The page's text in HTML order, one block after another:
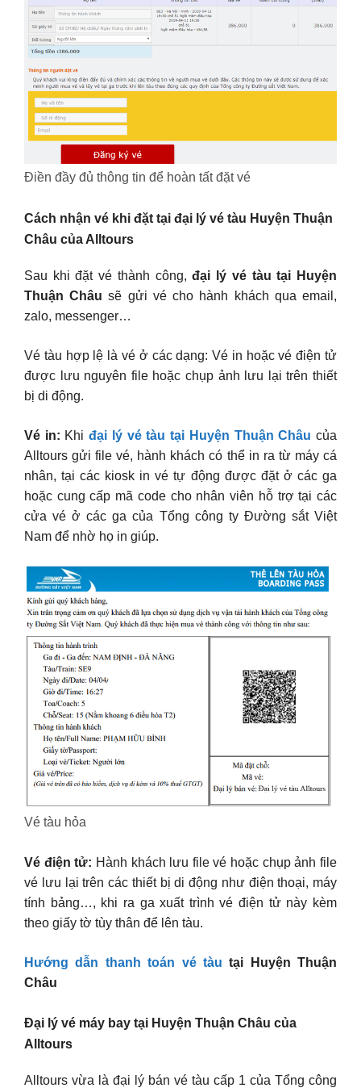
Điền đầy đủ thông tin để hoàn tất đặt vé
Cách nhận vé khi đặt tại đại lý vé tàu Huyện Thuận
Châu của Alltours
Sau khi đặt vé thành công,đại lý vé tàu tại Huyện
Thuận Châu sẽ gửi vé cho hành khách qua email,
zalo, messenger…
Vé tàu hợp lệ là vé ở các dạng: Vé in hoặc vé điện tử
được lưu nguyên file hoặc chụp ảnh lưu lại trên thiết
bị di động.
Vé in: Khiđại lý vé tàu tại Huyện Thuận Châu của
Alltours gửi file vé, hành khách có thể in ra từ máy cá
nhân, tại các kiosk in vé tự động được đặt ở các ga
hoặc cung cấp mã code cho nhân viên hỗ trợ tại các
cửa vé ở các ga của Tổng công ty Đường sắt Việt
Nam để nhờ họ in giúp.
Vé tàu hỏa
Vé điện tử: Hành khách lưu file vé hoặc chụp ảnh file
vé lưu lại trên các thiết bị di động như điện thoại, máy
tính bảng…, khi ra ga xuất trình vé điện tử này kèm
theo giấy tờ tùy thân để lên tàu.
Hướng dẫn thanh toán vé tàu tại Huyện Thuận
Châu
Đại lý vé máy bay tại Huyện Thuận Châu của
Alltours
Alltours vừa là đại lý bán vé tàu cấp 1 của Tổng công